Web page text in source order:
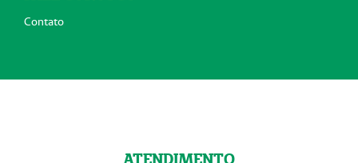
Contato
ATENDIMENTO